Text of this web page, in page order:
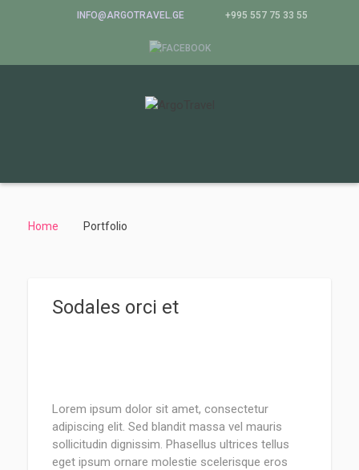
INFO@ARGOTRAVEL.GE +995 557 75 33 55
Home Portfolio
Sodales orci et
Lorem ipsum dolor sit amet, consectetur
adipiscing elit. Sed blandit massa vel mauris
sollicitudin dignissim. Phasellus ultrices tellus
eget ipsum ornare molestie scelerisque eros